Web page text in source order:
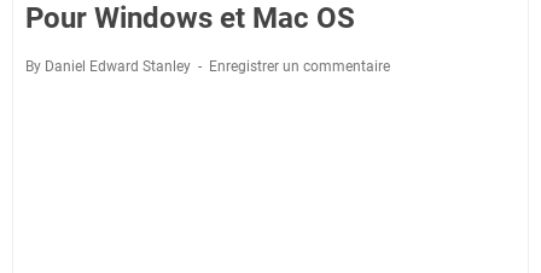
Pour Windows et Mac OS
By Daniel Edward Stanley Enregistrer un commentaire